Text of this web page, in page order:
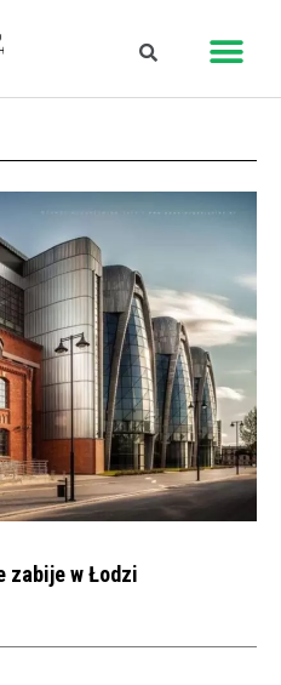
zabije w Łodzi